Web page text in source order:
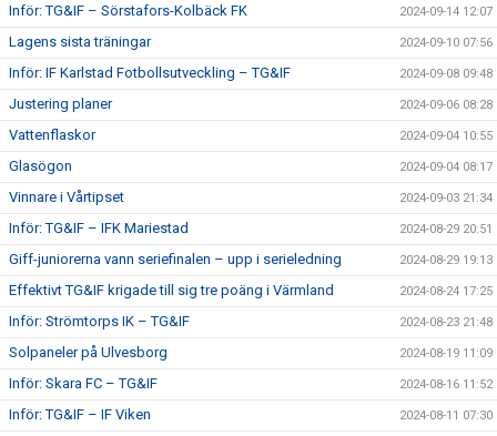
Inför: TG&IF – Sörstafors-Kolbäck FK 2024-09-14 12:07
Lagens sista träningar 2024-09-10 07:56
Inför: IF Karlstad Fotbollsutveckling – TG&IF 2024-09-08 09:48
Justering planer 2024-09-06 08:28
Vattenflaskor 2024-09-04 10:55
Glasögon 2024-09-04 08:17
Vinnare i Vårtipset 2024-09-03 21:34
Inför: TG&IF – IFK Mariestad 2024-08-29 20:51
Giff-juniorerna vann seriefinalen – upp i serieledning 2024-08-29 19:13
Effektivt TG&IF krigade till sig tre poäng i Värmland 2024-08-24 17:25
Inför: Strömtorps IK – TG&IF 2024-08-23 21:48
Solpaneler på Ulvesborg 2024-08-19 11:09
Inför: Skara FC – TG&IF 2024-08-16 11:52
Inför: TG&IF – IF Viken 2024-08-11 07:30